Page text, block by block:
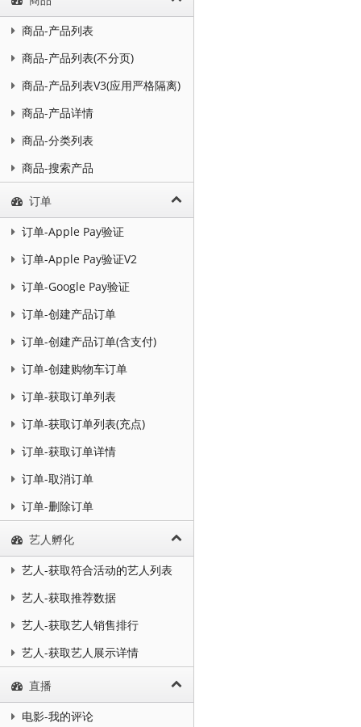
商品-产品列表
商品-产品列表(不分页)
商品-产品列表V3(应用严格隔离)
商品-产品详情
商品-分类列表
商品-搜索产品
订单
订单-Apple Pay验证
订单-Apple Pay验证V2
订单-Google Pay验证
订单-创建产品订单
订单-创建产品订单(含支付)
订单-创建购物车订单
订单-获取订单列表
订单-获取订单列表(充点)
订单-获取订单详情
订单-取消订单
订单-删除订单
艺人孵化
艺人-获取符合活动的艺人列表
艺人-获取推荐数据
艺人-获取艺人销售排行
艺人-获取艺人展示详情
直播
电影-我的评论